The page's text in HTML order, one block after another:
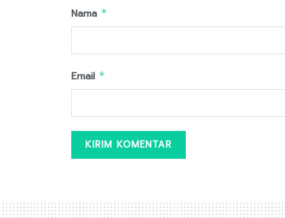
Nama *
Email *